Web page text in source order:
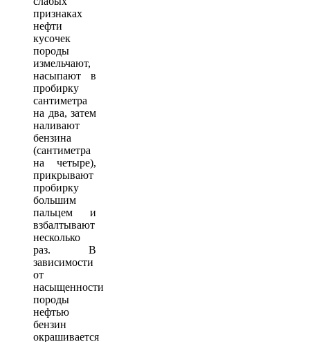
признаках
нефти
кусочек
породы
измельчают,
насыпают в
пробирку
сантиметра
на два, затем
наливают
бензина
(сантиметра
на четыре),
прикрывают
пробирку
большим
пальцем и
взбалтывают
несколько
раз. В
зависимости
от
насыщенности
породы
нефтью
бензин
окрашивается